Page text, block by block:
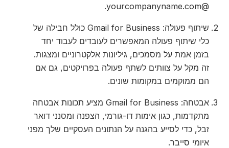
@yourcompanyname.com.
שיתוף פעולה: Gmail for Business כולל חבילה של
כלי שיתוף פעולה המאפשרים לעובדים לעבוד יחד
בזמן אמת על מסמכים, גיליונות אלקטרוניים ומצגות.
זה מקל על צוותים לשתף פעולה בפרויקטים, גם אם
הם ממוקמים במקומות שונים.
אבטחה: Gmail for Business מציע תכונות אבטחה
מתקדמות, כגון אימות דו-גורמי, הצפנה ומסנני דואר
זבל, כדי לסייע בהגנה על הנתונים העסקיים שלך מפני
איומי סייבר.